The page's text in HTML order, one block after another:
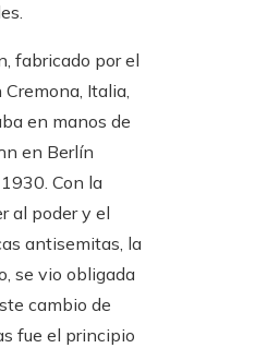
fabricado por el
Italia,
en manos de
en Berlín
Con la
al poder y el
antisemitas, la
se vio obligada
cambio de
fue el principio